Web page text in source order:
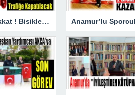
Anamur Dikkat ! Bisiklet Yarışı Nedeniyle Bazı Yollar Kapanacak